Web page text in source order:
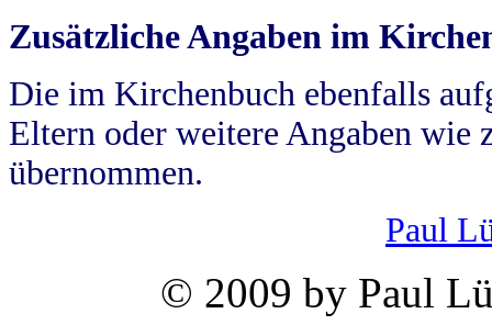
Zusätzliche Angaben im
Die im Kirchenbuch ebenfalls
Eltern oder weitere Angaben wie
übernommen.
Paul
© 2009 by Paul